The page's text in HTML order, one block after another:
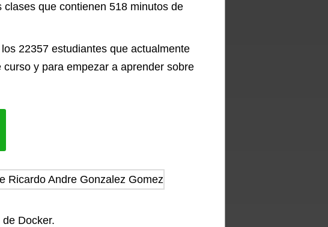
clases que contienen 518 minutos de
22357 estudiantes que actualmente
y para empezar a aprender sobre
Docker.